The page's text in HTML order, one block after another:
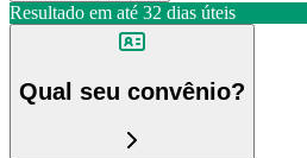
Resultado em até 32 dias úteis
Qual seu convênio?